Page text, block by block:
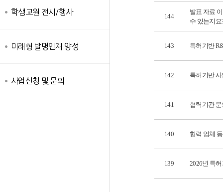
학생교원 전시/행사
미래형 발명인재 양성
사업신청 및 문의
144
발표 자료
수 있는지요
143 특허기반
142 특허기반
141 협력기관 문
140 협력 업체
139 2026년 특